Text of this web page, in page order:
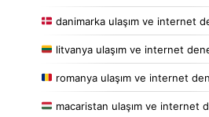
danimarka ulaşım ve internet
litvanya ulaşım ve internet
romanya ulaşım ve internet
macaristan ulaşım ve internet